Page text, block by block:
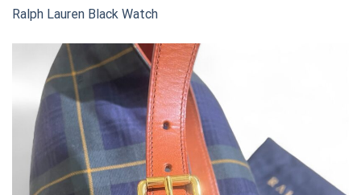
Ralph Lauren Black Watch